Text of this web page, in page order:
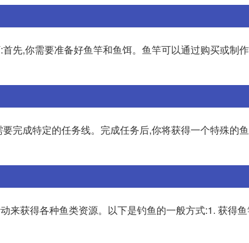
先,你需要准备好鱼竿和鱼饵。鱼竿可以通过购买或制
完成特定的任务线。完成任务后,你将获得一个特殊的
来获得各种鱼类资源。以下是钓鱼的一般方式:1. 获得